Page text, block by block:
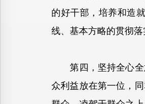
的好干部，培养和造
线、基本方略的贯彻落
第四，坚持全心全
众利益放在第一位，